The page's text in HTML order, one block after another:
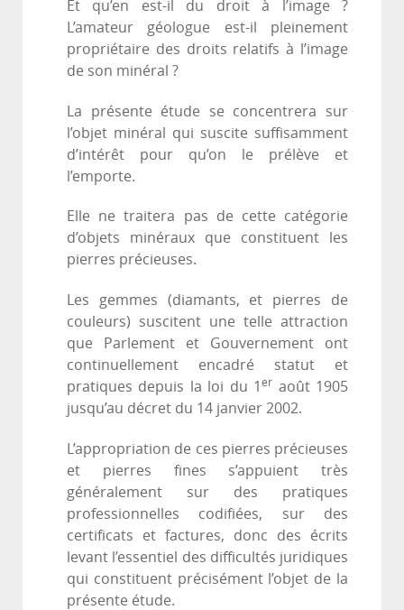
Et qu’en est-il du droit à l’image ?
L’amateur géologue est-il pleinement
propriétaire des droits relatifs à l’image
de son minéral ?
La présente étude se concentrera sur
l’objet minéral qui suscite suffisamment
d’intérêt pour qu’on le prélève et
l’emporte.
Elle ne traitera pas de cette catégorie
d’objets minéraux que constituent les
pierres précieuses.
Les gemmes (diamants, et pierres de
couleurs) suscitent une telle attraction
que Parlement et Gouvernement ont
continuellement encadré statut et
pratiques depuis la loi du 1er août 1905
jusqu’au décret du 14 janvier 2002.
L’appropriation de ces pierres précieuses
et pierres fines s’appuient très
généralement sur des pratiques
professionnelles codifiées, sur des
certificats et factures, donc des écrits
levant l’essentiel des difficultés juridiques
qui constituent précisément l’objet de la
présente étude.